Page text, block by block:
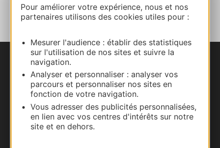
Pour améliorer votre expérience, nous et nos
partenaires utilisons des cookies utiles pour :
Mesurer l'audience : établir des statistiques
sur l'utilisation de nos sites et suivre la
navigation.
Analyser et personnaliser : analyser vos
parcours et personnaliser nos sites en
fonction de votre navigation.
Vous adresser des publicités personnalisées,
en lien avec vos centres d'intérêts sur notre
site et en dehors.
AU CARNET
Nous contacter
Carte interactive
Documentation